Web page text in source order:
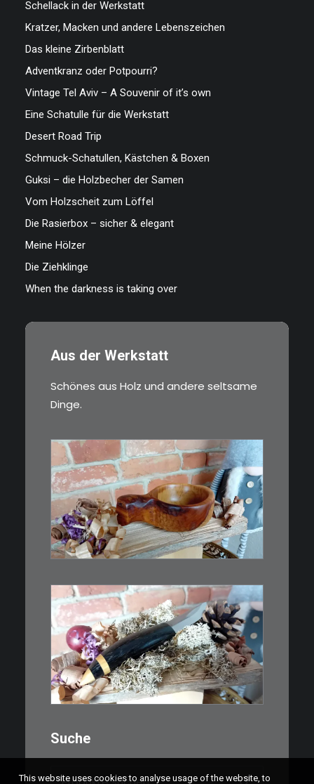
Schellack in der Werkstatt
Kratzer, Macken und andere Lebenszeichen
Das kleine Zirbenblatt
Adventkranz oder Potpourri?
Vintage Tel Aviv – A Souvenir of it’s own
Eine Schatulle für die Werkstatt
Desert Road Trip
Schmuck-Schatullen, Kästchen & Boxen
Guksi – die Holzbecher der Samen
Vom Holzscheit zum Löffel
Die Rasierbox – sicher & elegant
Meine Hölzer
Die Ziehklinge
When the darkness is taking over
Aus der Werkstatt
Schönes aus Holz und andere seltsame
Dinge.
€15,00
Ein Holzbecher im Wikinger-Stil.
Inspiriert…
€39,00
Kleines Schmuckmesser, ideal
als…
Suche
Suchen
This website uses cookies to analyse usage of the website, to